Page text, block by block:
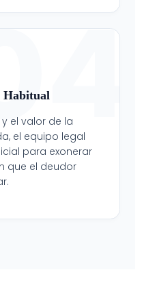
Habitual
el valor de la
el equipo legal
para exonerar
que el deudor